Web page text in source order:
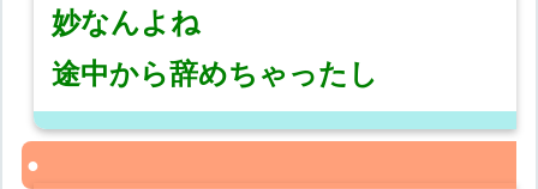
妙なんよね
途中から辞めちゃったし